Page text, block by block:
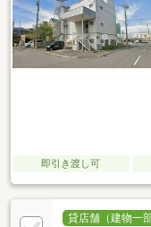
即引き渡し可
貸店舗（建物一部